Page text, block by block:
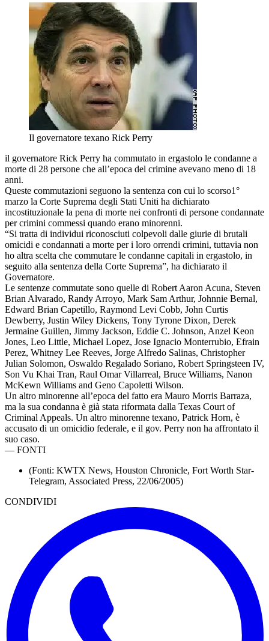
Il governatore texano Rick Perry
il governatore Rick Perry ha commutato in ergastolo le condanne a
morte di 28 persone che all’epoca del crimine avevano meno di 18
anni.
Queste commutazioni seguono la sentenza con cui lo scorso1°
marzo la Corte Suprema degli Stati Uniti ha dichiarato
incostituzionale la pena di morte nei confronti di persone condannate
per crimini commessi quando erano minorenni.
“Si tratta di individui riconosciuti colpevoli dalle giurie di brutali
omicidi e condannati a morte per i loro orrendi crimini, tuttavia non
ho altra scelta che commutare le condanne capitali in ergastolo, in
seguito alla sentenza della Corte Suprema”, ha dichiarato il
Governatore.
Le sentenze commutate sono quelle di Robert Aaron Acuna, Steven
Brian Alvarado, Randy Arroyo, Mark Sam Arthur, Johnnie Bernal,
Edward Brian Capetillo, Raymond Levi Cobb, John Curtis
Dewberry, Justin Wiley Dickens, Tony Tyrone Dixon, Derek
Jermaine Guillen, Jimmy Jackson, Eddie C. Johnson, Anzel Keon
Jones, Leo Little, Michael Lopez, Jose Ignacio Monterrubio, Efrain
Perez, Whitney Lee Reeves, Jorge Alfredo Salinas, Christopher
Julian Solomon, Oswaldo Regalado Soriano, Robert Springsteen IV,
Son Vu Khai Tran, Raul Omar Villarreal, Bruce Williams, Nanon
McKewn Williams and Geno Capoletti Wilson.
Un altro minorenne all’epoca del fatto era Mauro Morris Barraza,
ma la sua condanna è già stata riformata dalla Texas Court of
Criminal Appeals. Un altro minorenne texano, Patrick Horn, è
accusato di un omicidio federale, e il gov. Perry non ha affrontato il
suo caso.
— FONTI
(Fonti: KWTX News, Houston Chronicle, Fort Worth Star-
Telegram, Associated Press, 22/06/2005)
CONDIVIDI